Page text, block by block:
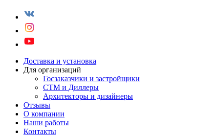
Доставка и установка
Для организаций
Госзаказчики и застройщики
СТМ и Диллеры
Архитекторы и дизайнеры
Отзывы
О компании
Наши работы
Контакты